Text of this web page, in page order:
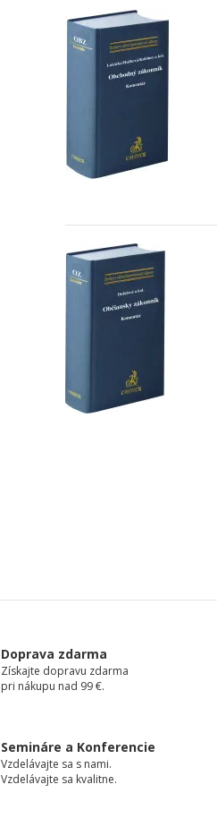
Doprava zdarma
Získajte dopravu zdarma
pri nákupu nad 99 €.
Semináre a Konferencie
Vzdelávajte sa s nami.
Vzdelávajte sa kvalitne.